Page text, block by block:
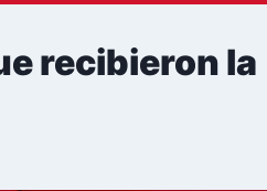
recibieron la